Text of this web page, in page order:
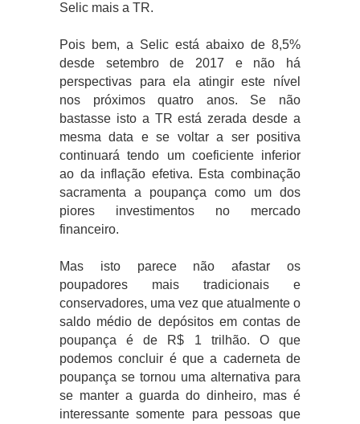
Selic mais a TR.
Pois bem, a Selic está abaixo de 8,5%
desde setembro de 2017 e não há
perspectivas para ela atingir este nível
nos próximos quatro anos. Se não
bastasse isto a TR está zerada desde a
mesma data e se voltar a ser positiva
continuará tendo um coeficiente inferior
ao da inflação efetiva. Esta combinação
sacramenta a poupança como um dos
piores investimentos no mercado
financeiro.
Mas isto parece não afastar os
poupadores mais tradicionais e
conservadores, uma vez que atualmente o
saldo médio de depósitos em contas de
poupança é de R$ 1 trilhão. O que
podemos concluir é que a caderneta de
poupança se tornou uma alternativa para
se manter a guarda do dinheiro, mas é
interessante somente para pessoas que